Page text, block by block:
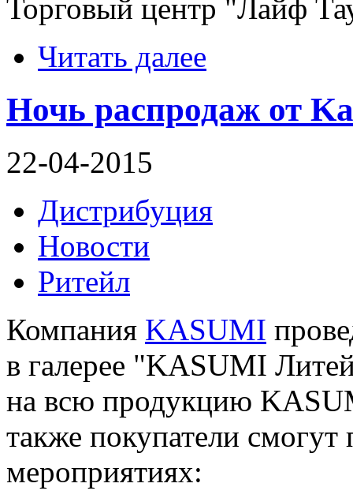
Торговый центр "Лайф
Читать далее
Ночь распродаж от
22-04-2015
Дистрибуция
Новости
Ритейл
Компания KASUMI
в галерее "KASUMI
на всю продукцию
также покупатели
мероприятиях: